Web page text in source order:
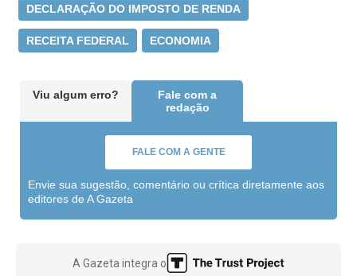
DECLARAÇÃO DO IMPOSTO DE RENDA
RECEITA FEDERAL ECONOMIA
Viu algum erro?
Fale com a
redação
FALE COM A GENTE
Envie sua sugestão, comentário ou crítica diretamente aos
editores de A Gazeta
A Gazeta integra o